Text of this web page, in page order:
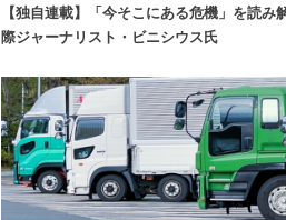
【独自連載】「今そこにある危機」を読
際ジャーナリスト・ビニシウス氏